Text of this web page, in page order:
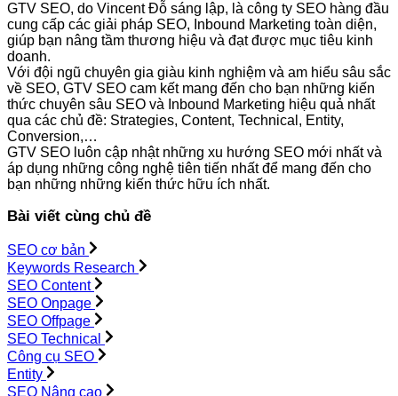
GTV SEO, do Vincent Đỗ sáng lập, là công ty SEO hàng đầu
cung cấp các giải pháp SEO, Inbound Marketing toàn diện,
giúp bạn nâng tầm thương hiệu và đạt được mục tiêu kinh
doanh.
Với đội ngũ chuyên gia giàu kinh nghiệm và am hiểu sâu sắc
về SEO, GTV SEO cam kết mang đến cho bạn những kiến
thức chuyên sâu SEO và Inbound Marketing hiệu quả nhất
qua các chủ đề: Strategies, Content, Technical, Entity,
Conversion,…
GTV SEO luôn cập nhật những xu hướng SEO mới nhất và
áp dụng những công nghệ tiên tiến nhất để mang đến cho
bạn những những kiến thức hữu ích nhất.
Bài viết cùng chủ đề
SEO cơ bản
Keywords Research
SEO Content
SEO Onpage
SEO Offpage
SEO Technical
Công cụ SEO
Entity
SEO Nâng cao